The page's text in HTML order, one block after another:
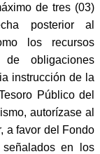
de tres (03)
posterior al
los recursos
obligaciones
instrucción de la
Público del
autorízase al
a favor del Fondo
en los